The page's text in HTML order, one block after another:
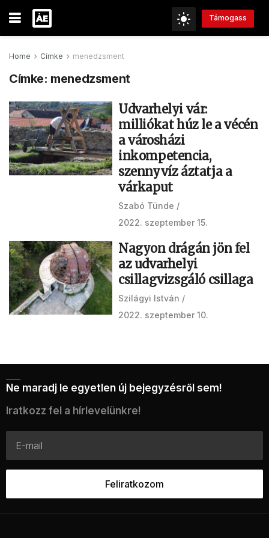
Támogass
Home Címke menedzsment
Címke: menedzsment
Udvarhelyi vár:
milliókat húz le a vécén
a városházi
inkompetencia,
szennyvíz áztatja a
várkaput
Szabó Tünde
2022. szeptember 15.
Nagyon drágán jön fel
az udvarhelyi
csillagvizsgáló csillaga
Szilágyi István
2022. szeptember 10.
Ne maradj le egyetlen új bejegyzésről sem!
Iratkozz fel a hírlevelünkre!